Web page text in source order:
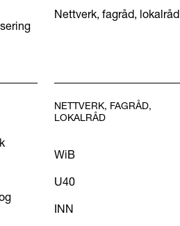
Nettverk, fagråd, lokalråd
NETTVERK, FAGRÅD,
LOKALRÅD
WiB
U40
INN